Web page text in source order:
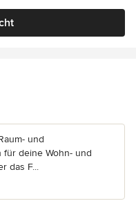
5 Sternen
und
deine Wohn- und
das F...